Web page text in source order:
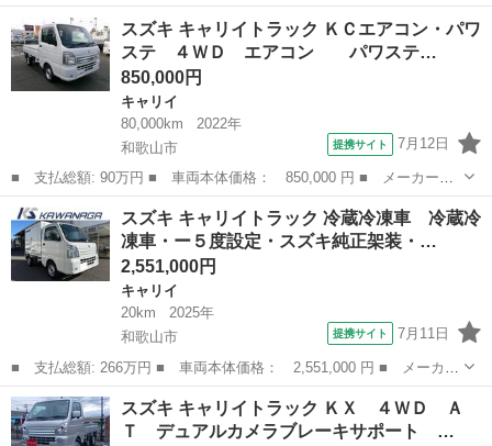
名： スズキ ■ 車種名： キャリイトラック ■ グレード名： Ｋ
Ｃエアコン・パワステ エアコン パワステ ＥＴＣ パートタイム
４ＷＤ 高低...
加古川市 キャリイ
スズキ キャリイトラック ＫＣエアコン・パワ
ステ ４ＷＤ エアコン パワステ…
850,000円
キャリイ
80,000km
2022年
和歌山市
提携サイト 7月12日
■ 支払総額: 90万円 ■ 車両本体価格： 850,000 円 ■ メーカー
名： スズキ ■ 車種名： キャリイトラック ■ グレード名： Ｋ
Ｃエアコン・パワステ ４ＷＤ エアコン パワステ エアーバッ
ク ＡＴ車 ＥＴ...
和歌山 キャリイ
スズキ キャリイトラック 冷蔵冷凍車 冷蔵冷
凍車・ー５度設定・スズキ純正架装・…
2,551,000円
キャリイ
20km
2025年
和歌山市
提携サイト 7月11日
■ 支払総額: 266万円 ■ 車両本体価格： 2,551,000 円 ■ メーカー
名： スズキ ■ 車種名： キャリイトラック ■ グレード名： 冷
蔵冷凍車 冷蔵冷凍車・ー５度設定・スズキ純正架装・サーモキング
製・１ＷＡ...
和歌山 和歌山市 キャリイ
スズキ キャリイトラック ＫＸ ４ＷＤ Ａ
Ｔ デュアルカメラブレーキサポート …